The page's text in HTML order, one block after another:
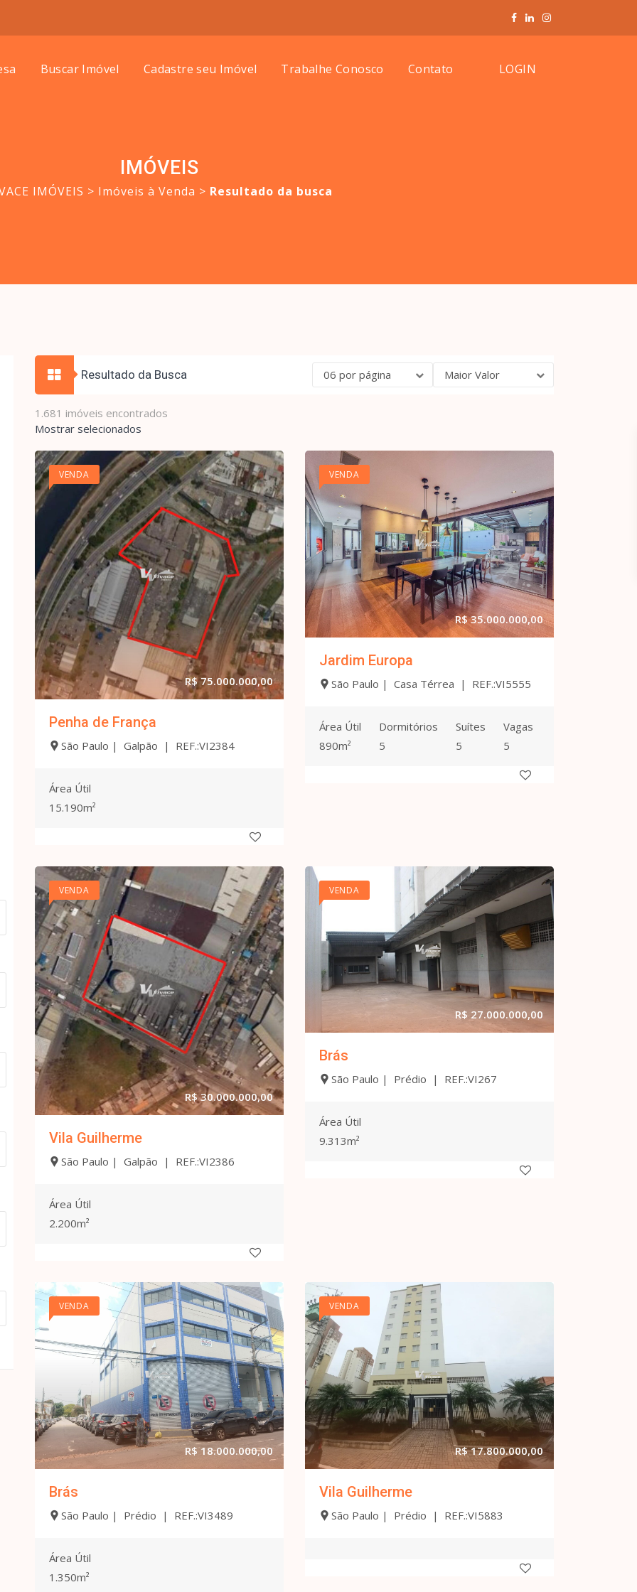
Buscar Imóvel Cadastre seu Imóvel Trabalhe Conosco Contato LOGIN
IMÓVEIS
IMÓVEIS > Imóveis à Venda > Resultado da busca
Resultado da Busca Maior Valor
06 por página
1.681 imóveis encontrados
Mostrar selecionados
VENDA
R$ 75.000.000,00
Penha de França
São Paulo | Galpão | REF.:VI2384
Área Útil
15.190m²
VENDA
R$ 35.000.000,00
Jardim Europa
São Paulo | Casa Térrea | REF.:VI5555
Área Útil
890m²
Dormitórios
5
Suítes
5
Vagas
5
VENDA
R$ 30.000.000,00
Vila Guilherme
São Paulo | Galpão | REF.:VI2386
Área Útil
2.200m²
VENDA
R$ 27.000.000,00
Brás
São Paulo | Prédio | REF.:VI267
Área Útil
9.313m²
VENDA
R$ 18.000.000,00
Brás
São Paulo | Prédio | REF.:VI3489
Área Útil
1.350m²
VENDA
R$ 17.800.000,00
Vila Guilherme
São Paulo | Prédio | REF.:VI5883